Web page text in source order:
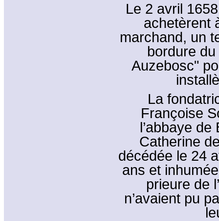
Le 2 avril
achetèrent
marchand, un
bordure du
Auzebosc"
La
Françoise
l’abbaye de
Catherine
décédée le 24
ans et
prieure de
n’avaient pu